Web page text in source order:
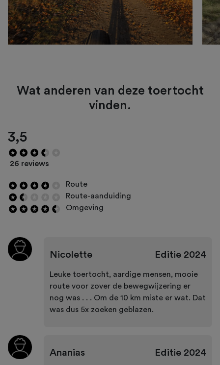
Wat anderen van deze toertocht
vinden.
3,5
26 reviews
Route
Route-aanduiding
Omgeving
Nicolette Editie2024
Leuke toertocht, aardige mensen, mooie
route voor zover de bewegwijzering er
nog was . . . Om de 10 km miste er wat. Dat
was dus 5x zoeken geblazen.
Ananias Editie2024